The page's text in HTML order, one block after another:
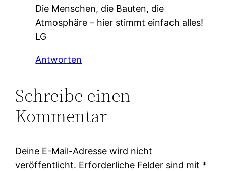
Die Menschen, die Bauten, die
Atmosphäre – hier stimmt einfach alles!
LG
Antworten
Schreibe einen
Kommentar
Deine E-Mail-Adresse wird nicht
veröffentlicht. Erforderliche Felder sind mit *